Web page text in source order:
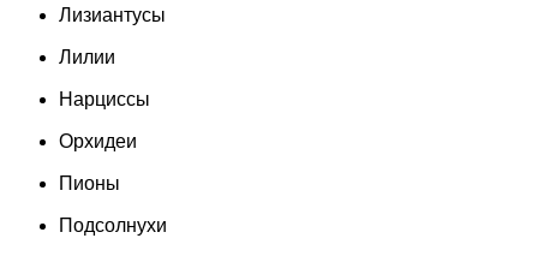
Лизиантусы
Лилии
Нарциссы
Орхидеи
Пионы
Подсолнухи